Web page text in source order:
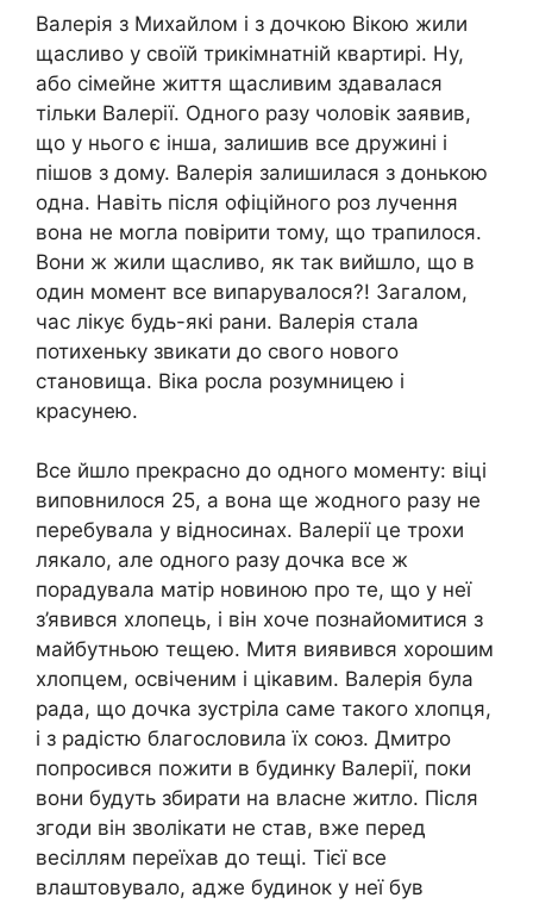
Валерія з Михайлом і з дочкою Вікою жили
щасливо у своїй трикімнатній квартирі. Ну,
або сімейне життя щасливим здавалася
тільки Валерії. Одного разу чоловік заявив,
що у нього є інша, залишив все дружині і
пішов з дому. Валерія залишилася з донькою
одна. Навіть після офіційного роз лучення
вона не могла повірити тому, що трапилося.
Вони ж жили щасливо, як так вийшло, що в
один момент все випарувалося?! Загалом,
час лікує будь-які рани. Валерія стала
потихеньку звикати до свого нового
становища. Віка росла розумницею і
красунею.
Все йшло прекрасно до одного моменту: віці
виповнилося 25, а вона ще жодного разу не
перебувала у відносинах. Валерії це трохи
лякало, але одного разу дочка все ж
порадувала матір новиною про те, що у неї
з’явився хлопець, і він хоче познайомитися з
майбутньою тещею. Митя виявився хорошим
хлопцем, освіченим і цікавим. Валерія була
рада, що дочка зустріла саме такого хлопця,
і з радістю благословила їх союз. Дмитро
попросився пожити в будинку Валерії, поки
вони будуть збирати на власне житло. Після
згоди він зволікати не став, вже перед
весіллям переїхав до тещі. Тієї все
влаштовувало, адже будинок у неї був